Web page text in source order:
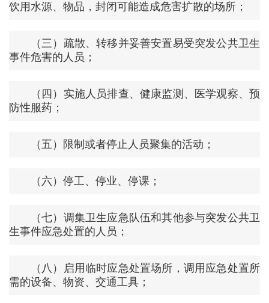
饮用水源、物品，封闭可能造成危害扩散的场所；
（三）疏散、转移并妥善安置易受突发公共卫生
事件危害的人员；
（四）实施人员排查、健康监测、医学观察、预
防性服药；
（五）限制或者停止人员聚集的活动；
（六）停工、停业、停课；
（七）调集卫生应急队伍和其他参与突发公共卫
生事件应急处置的人员；
（八）启用临时应急处置场所，调用应急处置所
需的设备、物资、交通工具；